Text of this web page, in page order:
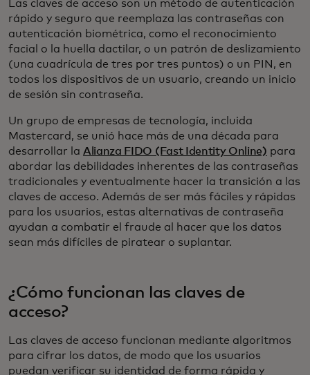
Las claves de acceso son un método de autenticación
rápido y seguro que reemplaza las contraseñas con
autenticación biométrica, como el reconocimiento
facial o la huella dactilar, o un patrón de deslizamiento
(una cuadrícula de tres por tres puntos) o un PIN, en
todos los dispositivos de un usuario, creando un inicio
de sesión sin contraseña.
Un grupo de empresas de tecnología, incluida
Mastercard, se unió hace más de una década para
desarrollar la Alianza FIDO (Fast Identity Online) para
abordar las debilidades inherentes de las contraseñas
tradicionales y eventualmente hacer la transición a las
claves de acceso. Además de ser más fáciles y rápidas
para los usuarios, estas alternativas de contraseña
ayudan a combatir el fraude al hacer que los datos
sean más difíciles de piratear o suplantar.
¿Cómo funcionan las claves de
acceso?
Las claves de acceso funcionan mediante algoritmos
para cifrar los datos, de modo que los usuarios
puedan verificar su identidad de forma rápida y